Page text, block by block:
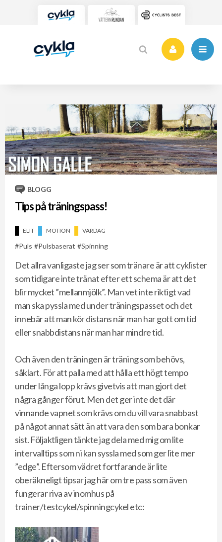
BLOGG
Tips på träningspass!
ELIT MOTION VARDAG
Puls Pulsbaserat Spinning
Det allra vanligaste jag ser som tränare är att cyklister
som tidigare inte tränat efter ett schema är att det
blir mycket ”mellanmjölk”. Man vet inte riktigt vad
man ska pyssla med under träningspasset och det
innebär att man kör distans när man har gott om tid
eller snabbdistans när man har mindre tid.
Och även den träningen är träning som behövs,
såklart. För att palla med att hålla ett högt tempo
under långa lopp krävs givetvis att man gjort det
några gånger förut. Men det ger inte det där
vinnande vapnet som krävs om du vill vara snabbast
på något annat sätt än att vara den som bara bonkar
sist. Följaktligen tänkte jag dela med mig om lite
intervalltips som ni kan syssla med som ger lite mer
”edge”. Eftersom vädret fortfarande är lite
oberäkneligt tipsar jag här om tre pass som även
fungerar riva av inomhus på
trainer/testcykel/spinningcykel etc: